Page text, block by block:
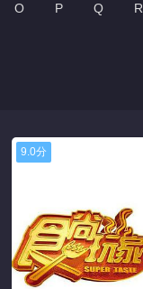
O P Q R
9.0分